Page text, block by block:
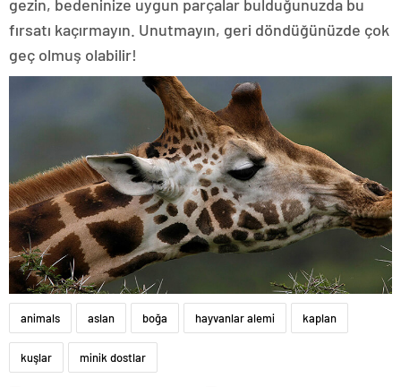
gezin, bedeninize uygun parçalar bulduğunuzda bu
fırsatı kaçırmayın. Unutmayın, geri döndüğünüzde çok
geç olmuş olabilir!
animals aslan boğa hayvanlar alemi kaplan
kuşlar minik dostlar